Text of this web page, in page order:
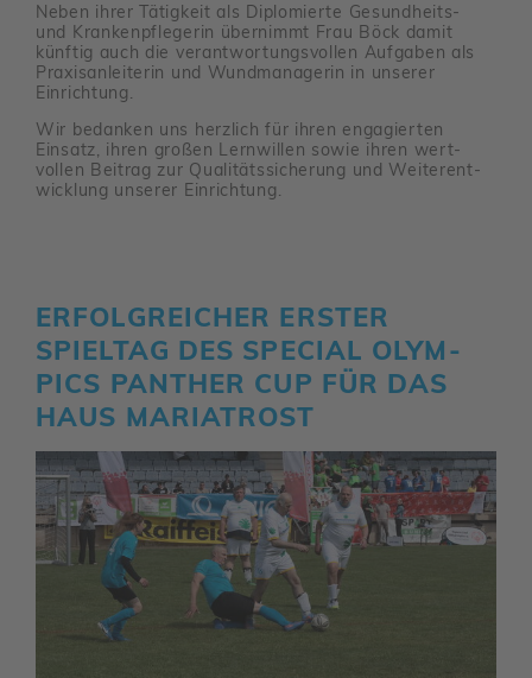
Neben ihrer Tätig­keit als Diplo­mierte Gesund­heits-
und Kran­ken­pfle­gerin über­nimmt Frau Böck damit
künftig auch die verant­wor­tungs­vollen Aufgaben als
Praxis­an­lei­terin und Wund­ma­na­gerin in unserer
Einrich­tung.
Wir bedanken uns herz­lich für ihren enga­gierten
Einsatz, ihren großen Lern­willen sowie ihren wert­
vollen Beitrag zur Quali­täts­si­che­rung und Weiter­ent­
wick­lung unserer Einrich­tung.
ERFOLG­REI­CHER ERSTER
SPIELTAG DES SPECIAL OLYM­
PICS PANTHER CUP FÜR DAS
HAUS MARIA­TROST